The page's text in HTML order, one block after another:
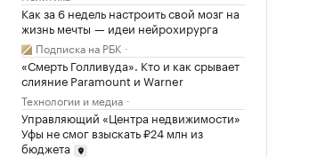
Как за 6 недель настроить свой мозг на
жизнь мечты — идеи нейрохирурга
Подписка на РБК
«Смерть Голливуда». Кто и как срывает
слияние Paramount и Warner
Технологии и медиа
Управляющий «Центра недвижимости»
Уфы не смог взыскать ₽24 млн из
бюджета